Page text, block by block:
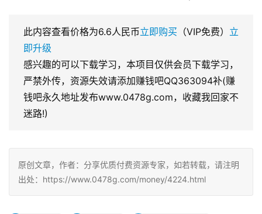
此内容查看价格为6.6人民币立即购买 （VIP免费） 立
即升级
感兴趣的可以下载学习，本项目仅供会员下载学习，
严禁外传，资源失效请添加赚钱吧QQ363094补(赚
钱吧永久地址发布www.0478g.com，收藏我回家不
迷路!)
原创文章，作者：分享优质付费资源专家，如若转载，请注明
出处：https://www.0478g.com/money/4224.html